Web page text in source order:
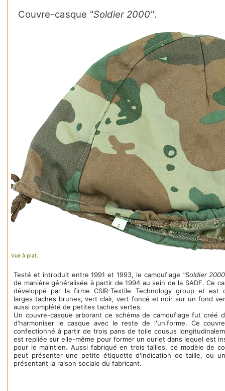
Couvre-casque "Soldier 2000".
Vue à plat.
Testé et introduit entre 1991 et 1993, le camouflage "Soldier
de manière généralisée à partir de 1994 au sein de la SADF. Ce
développé par la firme CSIR-Textile Technology group et est
larges taches brunes, vert clair, vert foncé et noir sur un fond
aussi complété de petites taches vertes.
Un couvre-casque arborant ce schéma de camouflage fut créé
d'harmoniser le casque avec le reste de l'uniforme. Ce
confectionné à partir de trois pans de toile cousus
est repliée sur elle-même pour former un ourlet dans lequel est
pour le maintien. Aussi fabriqué en trois tailles, ce modèle de
peut présenter une petite étiquette d'indication de taille, ou
présentant la raison sociale du fabricant.